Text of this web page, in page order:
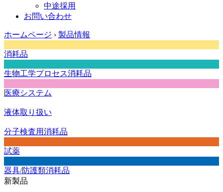
中途採用
お問い合わせ
ホームページ › 製品情報
消耗品
生物工学プロセス消耗品
医療システム
液体取り扱い
分子検査用消耗品
試薬
器具/防護類消耗品
新製品